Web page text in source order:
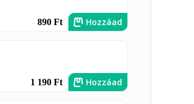
890 Ft Hozzáad
1 190 Ft Hozzáad